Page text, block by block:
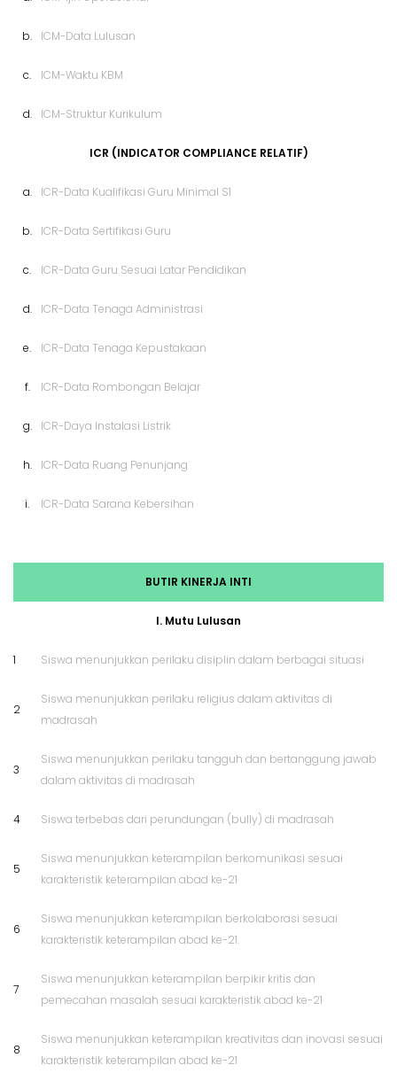
b. ICM-Data Lulusan
c. ICM-Waktu KBM
d. ICM-Struktur Kurikulum
ICR (INDICATOR COMPLIANCE RELATIF)
a. ICR-Data Kualifikasi Guru Minimal S1
b. ICR-Data Sertifikasi Guru
c. ICR-Data Guru Sesuai Latar Pendidikan
d. ICR-Data Tenaga Administrasi
e. ICR-Data Tenaga Kepustakaan
f. ICR-Data Rombongan Belajar
g. ICR-Daya Instalasi Listrik
h. ICR-Data Ruang Penunjang
i. ICR-Data Sarana Kebersihan
BUTIR KINERJA INTI
I. Mutu Lulusan
1 Siswa menunjukkan perilaku disiplin dalam berbagai situasi
2
Siswa menunjukkan perilaku religius dalam aktivitas di
madrasah
3
Siswa menunjukkan perilaku tangguh dan bertanggung jawab
dalam aktivitas di madrasah
4 Siswa terbebas dari perundungan (bully) di madrasah
5
Siswa menunjukkan keterampilan berkomunikasi sesuai
karakteristik keterampilan abad ke-21
6
Siswa menunjukkan keterampilan berkolaborasi sesuai
karakteristik keterampilan abad ke-21.
7
Siswa menunjukkan keterampilan berpikir kritis dan
pemecahan masalah sesuai karakteristik abad ke-21
8
Siswa menunjukkan keterampilan kreativitas dan inovasi sesuai
karakteristik keterampilan abad ke-21